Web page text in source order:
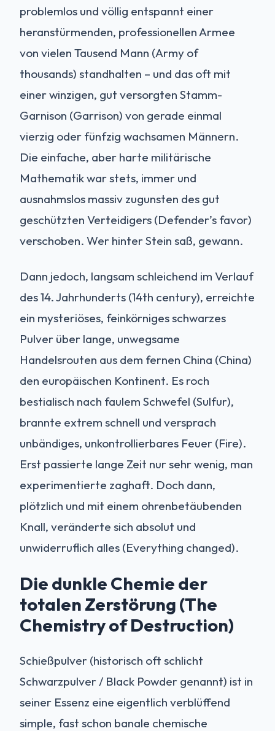
problemlos und völlig entspannt einer
heranstürmenden, professionellen Armee
von vielen Tausend Mann (Army of
thousands) standhalten – und das oft mit
einer winzigen, gut versorgten Stamm-
Garnison (Garrison) von gerade einmal
vierzig oder fünfzig wachsamen Männern.
Die einfache, aber harte militärische
Mathematik war stets, immer und
ausnahmslos massiv zugunsten des gut
geschützten Verteidigers (Defender’s favor)
verschoben. Wer hinter Stein saß, gewann.
Dann jedoch, langsam schleichend im Verlauf
des 14. Jahrhunderts (14th century), erreichte
ein mysteriöses, feinkörniges schwarzes
Pulver über lange, unwegsame
Handelsrouten aus dem fernen China (China)
den europäischen Kontinent. Es roch
bestialisch nach faulem Schwefel (Sulfur),
brannte extrem schnell und versprach
unbändiges, unkontrollierbares Feuer (Fire).
Erst passierte lange Zeit nur sehr wenig, man
experimentierte zaghaft. Doch dann,
plötzlich und mit einem ohrenbetäubenden
Knall, veränderte sich absolut und
unwiderruflich alles (Everything changed).
Die dunkle Chemie der
totalen Zerstörung (The
Chemistry of Destruction)
Schießpulver (historisch oft schlicht
Schwarzpulver / Black Powder genannt) ist in
seiner Essenz eine eigentlich verblüffend
simple, fast schon banale chemische